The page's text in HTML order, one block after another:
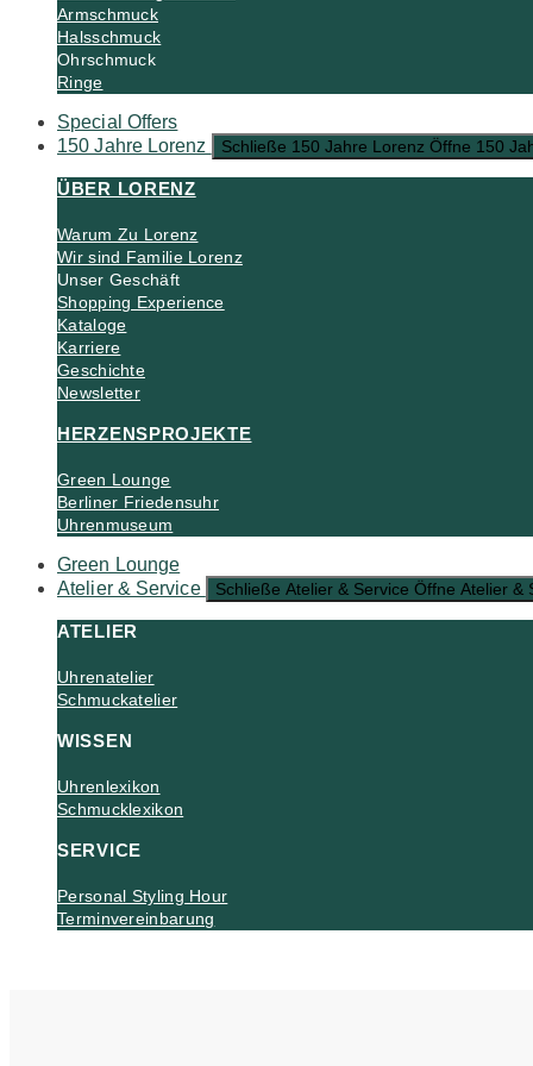
Armschmuck
Halsschmuck
Ohrschmuck
Ringe
Special Offers
150 Jahre Lorenz
Schließe 150 Jahre Lorenz Öffne 150
ÜBER LORENZ
Warum Zu Lorenz
Wir sind Familie Lorenz
Unser Geschäft
Shopping Experience
Kataloge
Karriere
Geschichte
Newsletter
HERZENSPROJEKTE
Green Lounge
Berliner Friedensuhr
Uhrenmuseum
Green Lounge
Atelier & Service
Schließe Atelier & Service Öffne Atelier &
ATELIER
Uhrenatelier
Schmuckatelier
WISSEN
Uhrenlexikon
Schmucklexikon
SERVICE
Personal Styling Hour
Terminvereinbarung